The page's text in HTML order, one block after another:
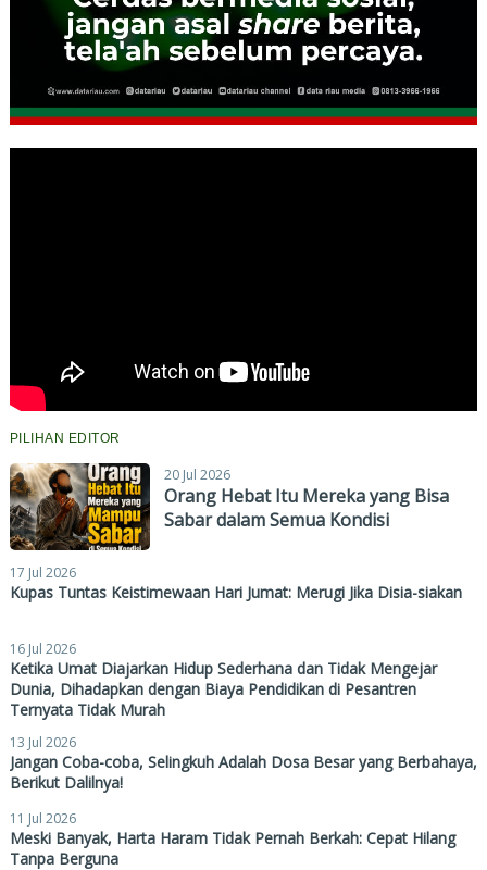
PILIHAN EDITOR
20 Jul 2026
Orang Hebat Itu Mereka yang Bisa
Sabar dalam Semua Kondisi
17 Jul 2026
Kupas Tuntas Keistimewaan Hari Jumat: Merugi Jika Disia-siakan
16 Jul 2026
Ketika Umat Diajarkan Hidup Sederhana dan Tidak Mengejar
Dunia, Dihadapkan dengan Biaya Pendidikan di Pesantren
Ternyata Tidak Murah
13 Jul 2026
Jangan Coba-coba, Selingkuh Adalah Dosa Besar yang Berbahaya,
Berikut Dalilnya!
11 Jul 2026
Meski Banyak, Harta Haram Tidak Pernah Berkah: Cepat Hilang
Tanpa Berguna